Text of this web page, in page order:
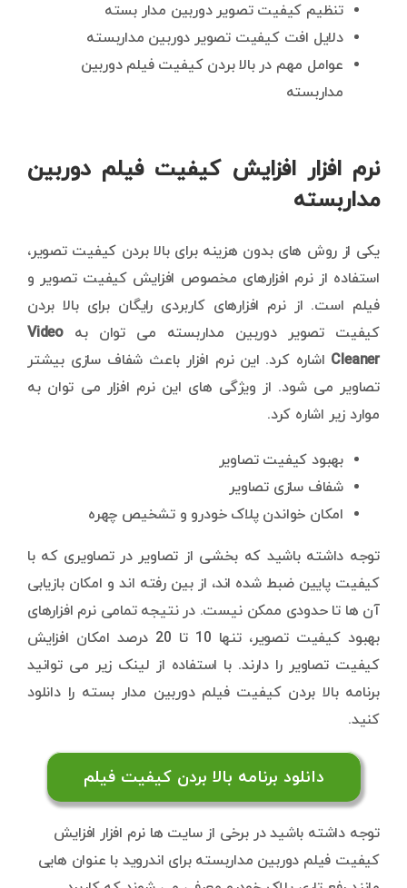
تنظیم کیفیت تصویر دوربین مدار بسته
دلایل افت کیفیت تصویر دوربین مداربسته
عوامل مهم در بالا بردن کیفیت فیلم دوربین
مداربسته
نرم افزار افزایش کیفیت فیلم دوربین
مداربسته
یکی از روش های بدون هزینه برای بالا بردن کیفیت تصویر،
استفاده از نرم افزارهای مخصوص افزایش کیفیت تصویر و
فیلم است. از نرم افزارهای کاربردی رایگان برای بالا بردن
کیفیت تصویر دوربین مداربسته می توان به Video
Cleaner اشاره کرد. این نرم افزار باعث شفاف سازی بیشتر
تصاویر می شود. از ویژگی های این نرم افزار می توان به
موارد زیر اشاره کرد.
بهبود کیفیت تصاویر
شفاف سازی تصاویر
امکان خواندن پلاک خودرو و تشخیص چهره
توجه داشته باشید که بخشی از تصاویر در تصاویری که با
کیفیت پایین ضبط شده اند، از بین رفته اند و امکان بازیابی
آن ها تا حدودی ممکن نیست. در نتیجه تمامی نرم افزارهای
بهبود کیفیت تصویر، تنها 10 تا 20 درصد امکان افزایش
کیفیت تصاویر را دارند. با استفاده از لینک زیر می توانید
برنامه بالا بردن کیفیت فیلم دوربین مدار بسته را دانلود
کنید.
دانلود برنامه بالا بردن کیفیت فیلم
توجه داشته باشید در برخی از سایت ها نرم افزار افزایش
کیفیت فیلم دوربین مداربسته برای اندروید با عنوان هایی